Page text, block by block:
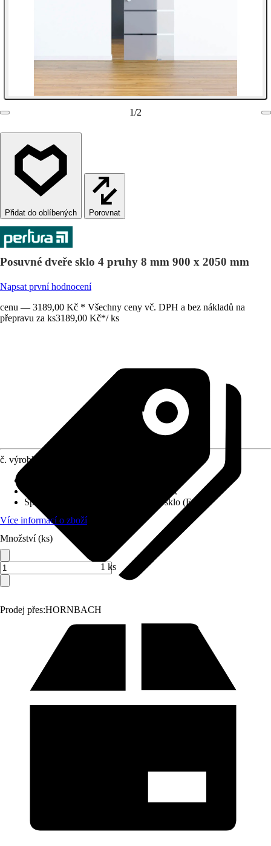
1/2
Porovnat
Posuvné dveře sklo 4 pruhy 8 mm 900 x 2050 mm
Napsat první hodnocení
cenu — 3189,00 Kč * Všechny ceny vč. DPH a bez nákladů na
přepravu za ks3189,00 Kč*/ ks
Prodej přes:HORNBACH
č. výrobku
Digitální tisk
Specifikace materiálu
Bezpečnostní sklo (ESG)
Více informací o zboží
Množství (ks)
1 ks